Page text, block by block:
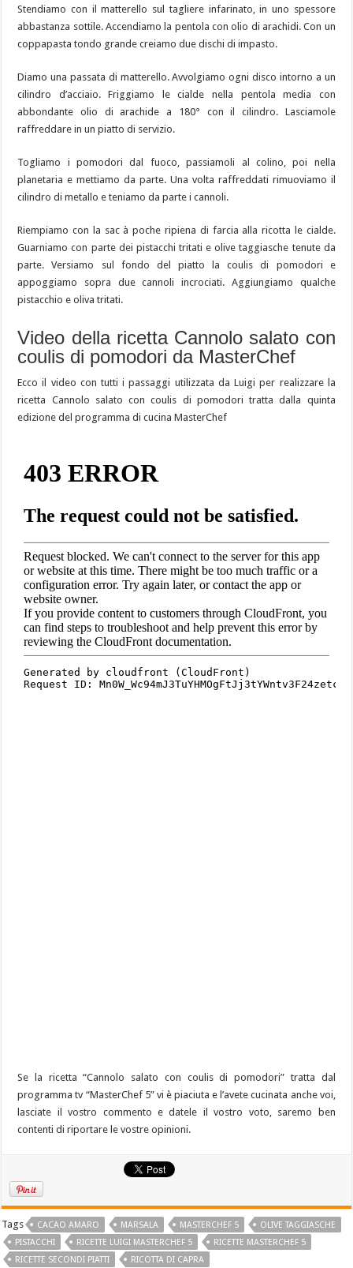
Stendiamo con il matterello sul tagliere infarinato, in uno spessore
abbastanza sottile. Accendiamo la pentola con olio di arachidi. Con un
coppapasta tondo grande creiamo due dischi di impasto.
Diamo una passata di matterello. Avvolgiamo ogni disco intorno a un
cilindro d’acciaio. Friggiamo le cialde nella pentola media con
abbondante olio di arachide a 180° con il cilindro. Lasciamole
raffreddare in un piatto di servizio.
Togliamo i pomodori dal fuoco, passiamoli al colino, poi nella
planetaria e mettiamo da parte. Una volta raffreddati rimuoviamo il
cilindro di metallo e teniamo da parte i cannoli.
Riempiamo con la sac à poche ripiena di farcia alla ricotta le cialde.
Guarniamo con parte dei pistacchi tritati e olive taggiasche tenute da
parte. Versiamo sul fondo del piatto la coulis di pomodori e
appoggiamo sopra due cannoli incrociati. Aggiungiamo qualche
pistacchio e oliva tritati.
Video della ricetta Cannolo salato con
coulis di pomodori da MasterChef
Ecco il video con tutti i passaggi utilizzata da Luigi per realizzare la
ricetta Cannolo salato con coulis di pomodori tratta dalla quinta
edizione del programma di cucina MasterChef
Se la ricetta “Cannolo salato con coulis di pomodori” tratta dal
programma tv “MasterChef 5” vi è piaciuta e l’avete cucinata anche voi,
lasciate il vostro commento e datele il vostro voto, saremo ben
contenti di riportare le vostre opinioni.
Tags CACAO AMARO MARSALA MASTERCHEF 5
OLIVE TAGGIASCHE
PISTACCHI
RICETTE LUIGI MASTERCHEF 5
RICETTE MASTERCHEF 5
RICETTE SECONDI PIATTI
RICOTTA DI CAPRA